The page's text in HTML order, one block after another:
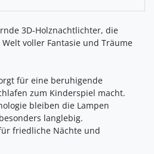
3D-Holznachtlichter, die
voller Fantasie und Träume
für eine beruhigende
zum Kinderspiel macht.
bleiben die Lampen
langlebig.
friedliche Nächte und